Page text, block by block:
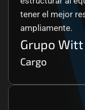
tener el mejor
ampliamente.
Grupo Witt
Cargo